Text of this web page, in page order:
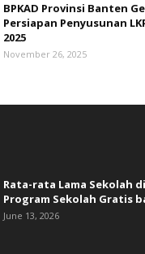
BPKAD Provinsi Banten
Persiapan Penyusunan
2025
November 26, 2025
Rata-rata Lama Sekolah
‎Program Sekolah Gratis
June 13, 2026